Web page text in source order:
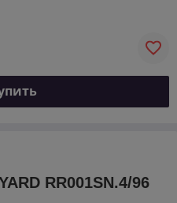
RR001SN.4/96